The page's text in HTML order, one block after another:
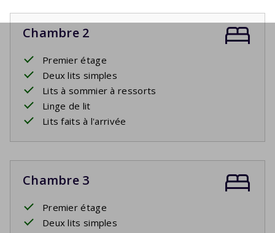
Chambre 2
Premier étage
Deux lits simples
Lits à sommier à ressorts
Linge de lit
Lits faits à l'arrivée
Chambre 3
Premier étage
Deux lits simples